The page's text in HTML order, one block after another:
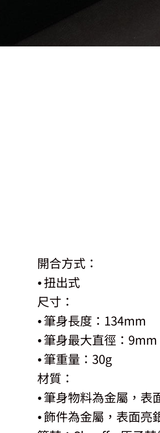
開合方式：
⦁ 扭出式
尺寸：
⦁ 筆身長度：134mm
⦁ 筆身最大直徑：9mm
⦁ 筆重量：30g
材質：
⦁ 筆身物料為金屬，表
⦁ 飾件為金屬，表面亮